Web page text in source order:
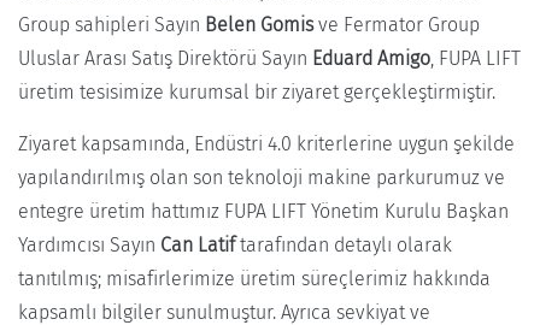
Group sahipleri Sayın Belen Gomisve Fermator Group
Uluslar Arası Satış Direktörü Sayın Eduard Amigo , FUPA LIFT
üretim tesisimize kurumsal bir ziyaret gerçekleştirmiştir.
Ziyaret kapsamında, Endüstri 4.0 kriterlerine uygun şekilde
yapılandırılmış olan son teknoloji makine parkurumuz ve
entegre üretim hattımız FUPA LIFT Yönetim Kurulu Başkan
Yardımcısı Sayın Can Latiftarafından detaylı olarak
tanıtılmış; misafirlerimize üretim süreçlerimiz hakkında
kapsamlı bilgiler sunulmuştur. Ayrıca sevkiyat ve